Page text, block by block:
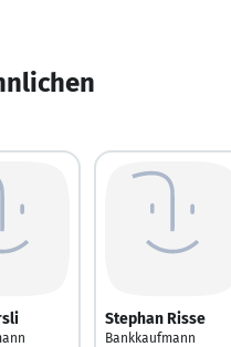
Stephan Risse
Bankkaufmann